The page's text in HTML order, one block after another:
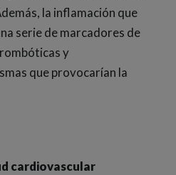
la inflamación que
serie de marcadores de
y
que provocarían la
cardiovascular